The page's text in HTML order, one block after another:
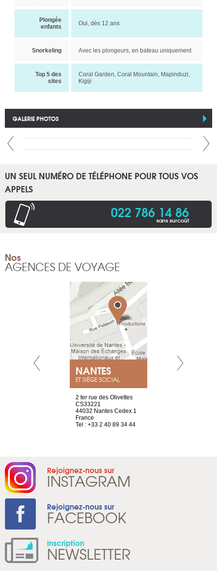
Plongée
enfants
Oui, dès 12 ans
Snorkeling Avec les plongeurs, en bateau uniquement
Top 5 des
sites
Coral Garden, Coral Mountain, Mapinduzi,
Kigiji
GALERIE PHOTOS
UN SEUL NUMÉRO DE TÉLÉPHONE POUR TOUS VOS
APPELS
022 786 14 86
sans surcoût
Nos
AGENCES DE VOYAGE
NANTES
ET SIÈGE SOCIAL
2 ter rue des Olivettes
CS33221
44032 Nantes Cedex 1
France
Tel : +33 2 40 89 34 44
Rejoignez-nous sur
INSTAGRAM
Rejoignez-nous sur
FACEBOOK
Inscription
NEWSLETTER